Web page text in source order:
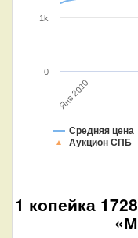
Средняя цена
Аукцион СПБ
Янв 2010
0
1k
1 копейка